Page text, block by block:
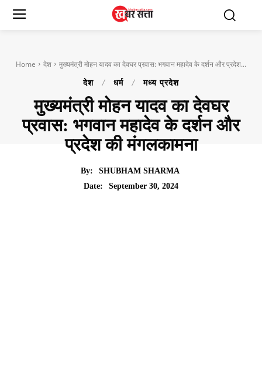
Home देश मुख्यमंत्री मोहन यादव का देवघर प्रवास: भगवान महादेव के दर्शन और प्रदेश...
देश धर्म मध्य प्रदेश
मुख्यमंत्री मोहन यादव का देवघर
प्रवास: भगवान महादेव के दर्शन और
प्रदेश की मंगलकामना
By:
SHUBHAM SHARMA
Date:
September 30, 2024